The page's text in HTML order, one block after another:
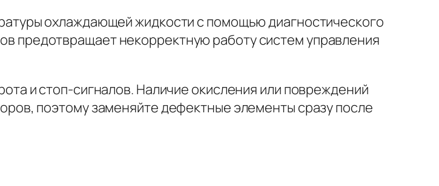
охлаждающей жидкости с помощью диагностического
предотвращает некорректную работу систем управления
и стоп-сигналов. Наличие окисления или повреждений
поэтому заменяйте дефектные элементы сразу после